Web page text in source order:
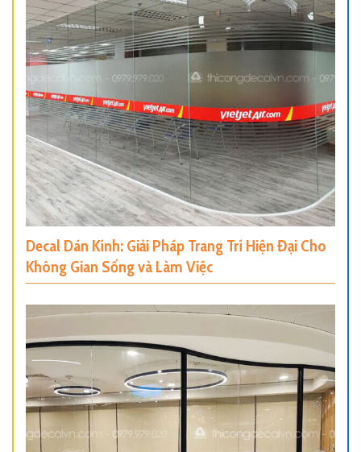
Decal Dán Kính: Giải Pháp Trang Trí Hiện Đại Cho
Không Gian Sống và Làm Việc